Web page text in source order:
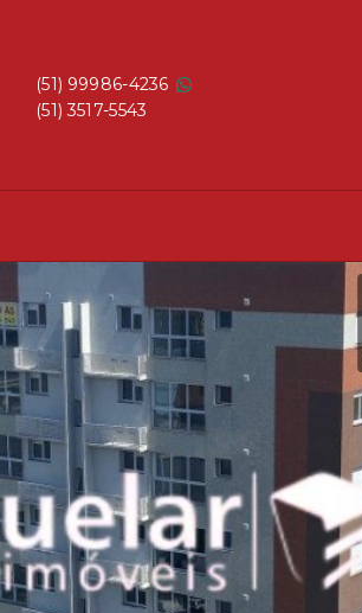
(51) 99986-4236
(51) 3517-5543